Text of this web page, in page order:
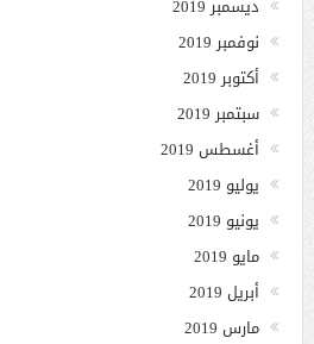
ديسمبر 2019
نوفمبر 2019
أكتوبر 2019
سبتمبر 2019
أغسطس 2019
يوليو 2019
يونيو 2019
مايو 2019
أبريل 2019
مارس 2019